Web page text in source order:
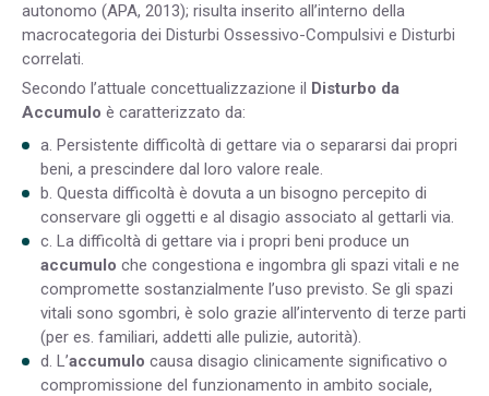
autonomo (APA, 2013); risulta inserito all’interno della
macrocategoria dei Disturbi Ossessivo-Compulsivi e Disturbi
correlati.
Secondo l’attuale concettualizzazione il
Disturbo da
Accumulo è caratterizzato da:
a. Persistente difficoltà di gettare via o separarsi dai propri
beni, a prescindere dal loro valore reale.
b. Questa difficoltà è dovuta a un bisogno percepito di
conservare gli oggetti e al disagio associato al gettarli via.
c. La difficoltà di gettare via i propri beni produce un
accumulo che congestiona e ingombra gli spazi vitali e ne
compromette sostanzialmente l’uso previsto. Se gli spazi
vitali sono sgombri, è solo grazie all’intervento di terze parti
(per es. familiari, addetti alle pulizie, autorità).
d. L’accumulo causa disagio clinicamente significativo o
compromissione del funzionamento in ambito sociale,